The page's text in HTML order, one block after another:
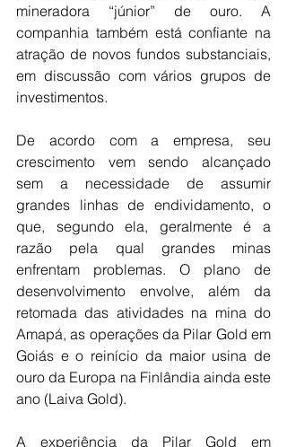
mineradora “júnior” de ouro. A
companhia também está confiante na
atração de novos fundos substanciais,
em discussão com vários grupos de
investimentos.
De acordo com a empresa, seu
crescimento vem sendo alcançado
sem a necessidade de assumir
grandes linhas de endividamento, o
que, segundo ela, geralmente é a
razão pela qual grandes minas
enfrentam problemas. O plano de
desenvolvimento envolve, além da
retomada das atividades na mina do
Amapá, as operações da Pilar Gold em
Goiás e o reinício da maior usina de
ouro da Europa na Finlândia ainda este
ano (Laiva Gold).
A experiência da Pilar Gold em